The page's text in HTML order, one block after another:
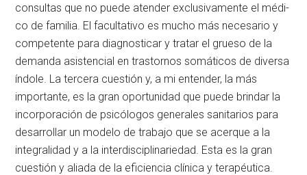
consultas que no puede atender exclusivamente el médi­
co de familia. El facultativo es mu­cho más necesario y
competente para diagnosticar y tratar el grue­so de la
demanda asistencial en trastornos somáticos de diversa
índole. La tercera cuestión y, a mi entender, la más
importante, es la gran oportunidad que puede brindar la
incorporación de psi­cólogos generales sanitarios para
desarrollar un modelo de trabajo que se acerque a la
integralidad y a la interdisciplinariedad. Esta es la gran
cuestión y aliada de la efi­ciencia clínica y terapéutica.